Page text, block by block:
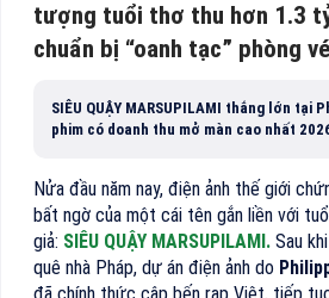
tượng tuổi thơ thu hơn 1.3
chuẩn bị “oanh tạc” phòng
SIÊU QUẬY MARSUPILAMI thắng lớn tại
phim có doanh thu mở màn cao nhất
Nửa đầu năm nay, điện ảnh thế giới
bất ngờ của một cái tên gắn liền với
giả: SIÊU QUẬY MARSUPILAMI. Sau
quê nhà Pháp, dự án điện ảnh do